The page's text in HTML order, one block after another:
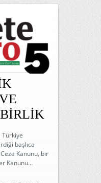
Türkiye
başlıca
Kanunu, bir
Kanunu…